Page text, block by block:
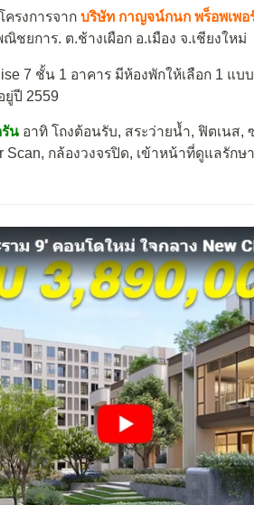
รงการจาก บริษัท กาญจน์กนก พร็อพเพอ
ยการ. ต.ช้างเผือก อ.เมือง จ.เชียงใหม่
7 ชั้น 1 อาคาร มีห้องพักให้เลือก 1 แ
ยู่ปี 2559
น อาทิ โถงต้อนรับ, สระว่ายน้ำ, ฟิตเนส,
กล้องวงจรปิด, เข้าหน้าที่ดูแลรัก